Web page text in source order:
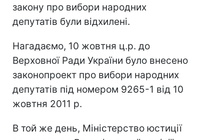
закону про вибори народних
депутатів були відхилені.
Нагадаємо, 10 жовтня ц.р. до
Верховної Ради України було внесено
законопроект про вибори народних
депутатів під номером 9265-1 від 10
жовтня 2011 р.
В той же день, Міністерство юстиції